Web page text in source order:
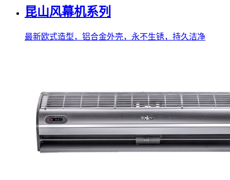
昆山风幕机系列
最新欧式造型，铝合金外壳，永不生锈，持久洁净